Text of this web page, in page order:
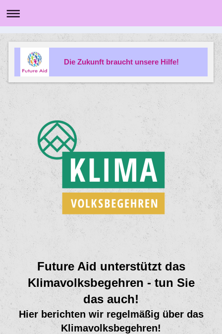
Die Zukunft braucht unsere Hilfe!
Future Aid unterstützt das
Klimavolksbegehren - tun Sie
das auch!
Hier berichten wir regelmäßig über das
Klimavolksbegehren!